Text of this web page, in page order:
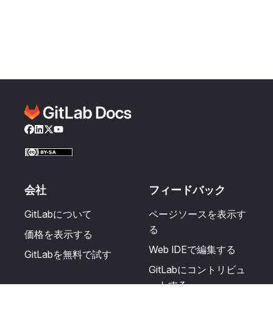
Facebook
LinkedIn
Twitter
YouTube
会社
GitLabについて
価格を表示する
GitLabを無料で試す
フィードバック
ページソースを表示す
る
Web IDEで編集する
GitLabにコントリビュ
ートする